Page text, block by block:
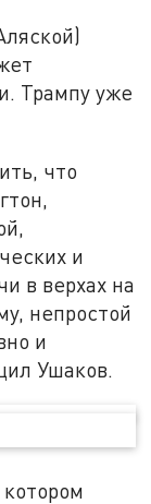
Трампу уже
что
и
в верхах на
непростой
и
Ушаков.